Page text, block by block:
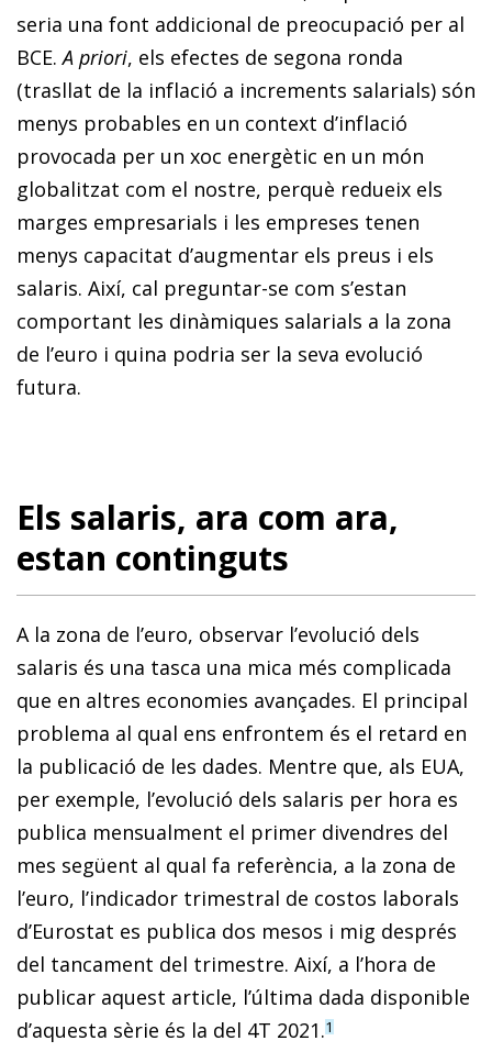
seria una font addicional de preocupació per al
BCE. A priori, els efectes de segona ronda
(trasllat de la inflació a increments salarials) són
menys probables en un context d’inflació
provocada per un xoc energètic en un món
globalitzat com el nostre, perquè redueix els
marges empresarials i les empreses tenen
menys capacitat d’augmentar els preus i els
salaris. Així, cal preguntar-se com s’estan
comportant les dinàmiques salarials a la zona
de l’euro i quina podria ser la seva evolució
futura.
Els salaris, ara com ara,
estan continguts
A la zona de l’euro, observar l’evolució dels
salaris és una tasca una mica més complicada
que en altres economies avançades. El principal
problema al qual ens enfrontem és el retard en
la publicació de les dades. Mentre que, als EUA,
per exemple, l’evolució dels salaris per hora es
publica mensualment el primer divendres del
mes següent al qual fa referència, a la zona de
l’euro, l’indicador trimestral de costos laborals
d’Eurostat es publica dos mesos i mig després
del tancament del trimestre. Així, a l’hora de
publicar aquest article, l’última dada disponible
d’aquesta sèrie és la del 4T 2021.1